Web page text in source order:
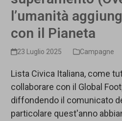
l’umanità
con il Pianeta
23 Luglio 2025 Campagne
Lista Civica Italiana, come
collaborare con il Global
diffondendo il comunicato
particolare quest'anno